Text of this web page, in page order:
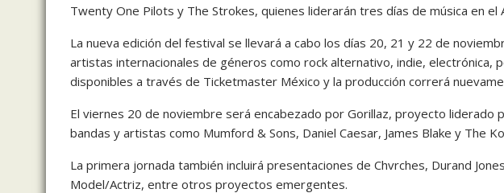
Twenty One Pilots y The Strokes, quienes liderarán tres días de música en el
La nueva edición del festival se llevará a cabo los días 20, 21 y 22 de
artistas internacionales de géneros como rock alternativo, indie, electrónica,
disponibles a través de Ticketmaster México y la producción correrá
El viernes 20 de noviembre será encabezado por Gorillaz, proyecto liderado
bandas y artistas como Mumford & Sons, Daniel Caesar, James Blake y The
La primera jornada también incluirá presentaciones de Chvrches, Durand
Model/Actriz, entre otros proyectos emergentes.